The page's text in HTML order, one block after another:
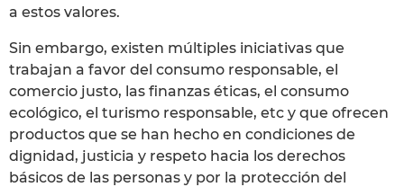
a estos valores.
Sin embargo, existen múltiples iniciativas que
trabajan a favor del consumo responsable, el
comercio justo, las finanzas éticas, el consumo
ecológico, el turismo responsable, etc y que ofrecen
productos que se han hecho en condiciones de
dignidad, justicia y respeto hacia los derechos
básicos de las personas y por la protección del